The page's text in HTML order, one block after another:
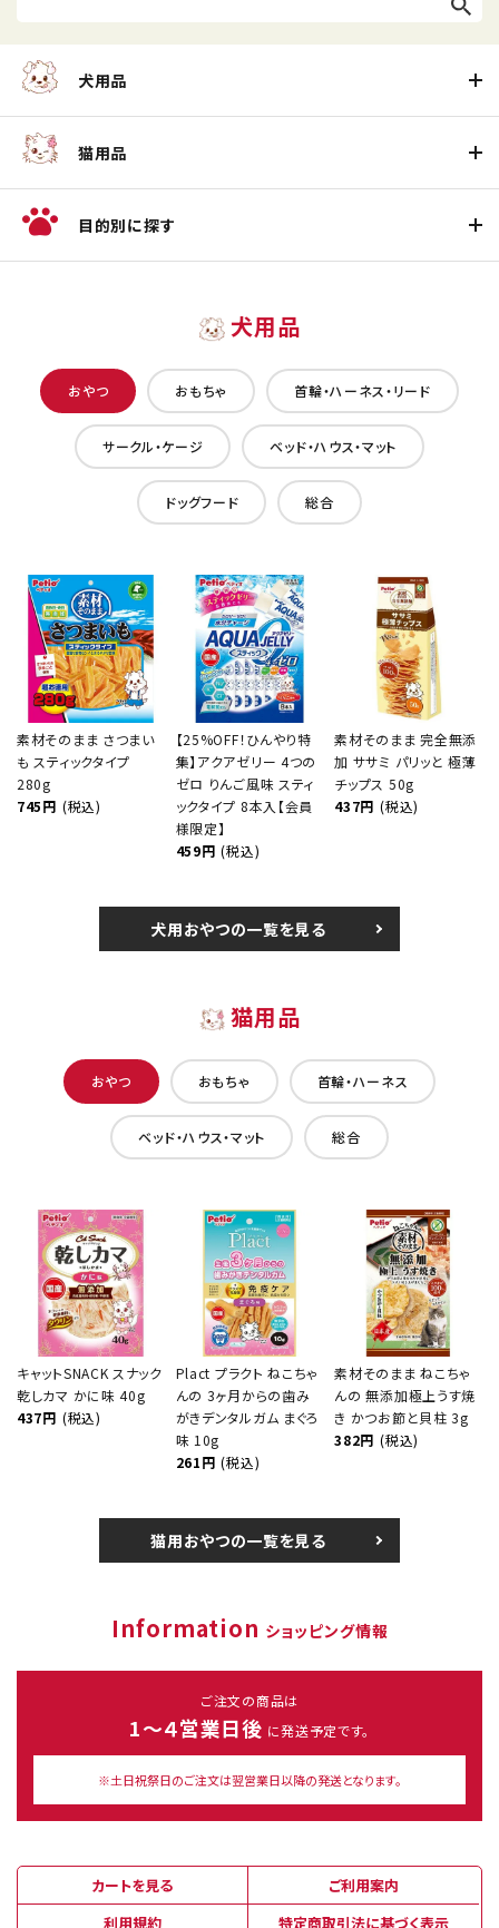
犬用品
猫用品
目的別に探す
犬用品
おやつ おもちゃ 首輪・ハーネス・リード
サークル・ケージ ベッド・ハウス・マット
ドッグフード 総合
素材そのまま さつまい
も スティックタイプ
280g
745円 (税込)
【25%OFF！ひんやり特
集】アクアゼリー 4つの
ゼロ りんご風味 スティ
ックタイプ 8本入【会員
様限定】
459円 (税込)
素材そのまま 完全無添
加 ササミ パリッと 極薄
チップス 50g
437円 (税込)
犬用おやつの一覧を見る
猫用品
おやつ おもちゃ 首輪・ハーネス
ベッド・ハウス・マット 総合
キャットSNACK スナック
乾しカマ かに味 40g
437円 (税込)
Plact プラクト ねこちゃ
んの 3ヶ月からの歯み
がきデンタルガム まぐろ
味 10g
261円 (税込)
素材そのまま ねこちゃ
んの 無添加極上うす焼
き かつお節と貝柱 3g
382円 (税込)
猫用おやつの一覧を見る
Information ショッピング情報
ご注文の商品は
1～４営業日後 に発送予定です。
※土日祝祭日のご注文は翌営業日以降の発送となります。
カートを見る
ご利用案内
利用規約
特定商取引法に基づく表示